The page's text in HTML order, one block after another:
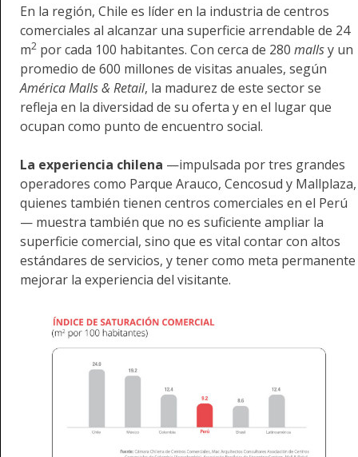
En la región, Chile es líder en la industria de centros
comerciales al alcanzar una superficie arrendable de 24
m2 por cada 100 habitantes. Con cerca de 280 mallsy un
promedio de 600 millones de visitas anuales, según
América Malls & Retail, la madurez de este sector se
refleja en la diversidad de su oferta y en el lugar que
ocupan como punto de encuentro social.
La experiencia chilena —impulsada por tres grandes
operadores como Parque Arauco, Cencosud y Mallplaza,
quienes también tienen centros comerciales en el Perú
— muestra también que no es suficiente ampliar la
superficie comercial, sino que es vital contar con altos
estándares de servicios, y tener como meta permanente
mejorar la experiencia del visitante.